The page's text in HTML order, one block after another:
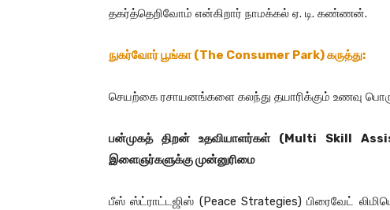
தகர்த்தெறிவோம் என்கிறார் நாமக்கல் ஏ. டி. கண்ணன்.
நுகர்வோர் பூங்கா (The Consumer Park) கருத்து:
செயற்கை ரசாயனங்களை கலந்து தயாரிக்கும் உணவு
பன்முகத் திறன் உதவியாளர்கள் (Multi Skill
இளைஞர்களுக்கு முன்னுரிமை
பீஸ் ஸ்ட்ராட்டஜிஸ் (Peace Strategies) பிரைவேட்